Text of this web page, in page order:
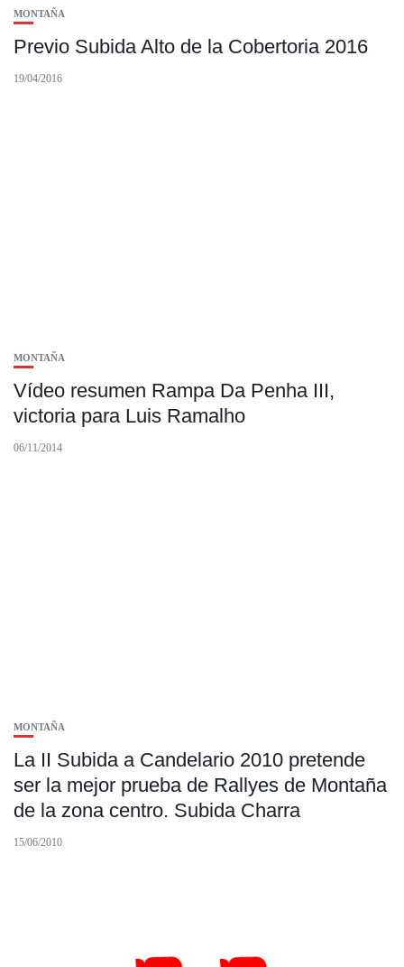
MONTAÑA
Previo Subida Alto de la Cobertoria 2016
19/04/2016
MONTAÑA
Vídeo resumen Rampa Da Penha III,
victoria para Luis Ramalho
06/11/2014
MONTAÑA
La II Subida a Candelario 2010 pretende
ser la mejor prueba de Rallyes de Montaña
de la zona centro. Subida Charra
15/06/2010